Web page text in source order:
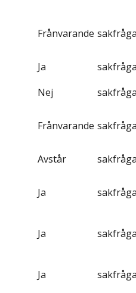
Frånvarande
Ja
Nej
Frånvarande
Avstår
Ja
Ja
Ja